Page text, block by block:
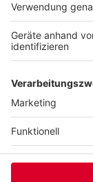
Anzeige
Anzeige